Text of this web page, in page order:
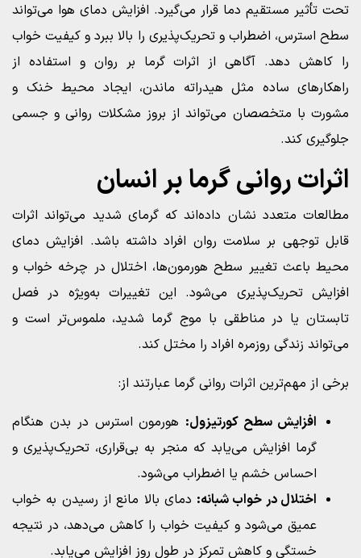
تحت تأثیر مستقیم دما قرار می‌گیرد. افزایش دمای هوا می‌تواند
سطح استرس، اضطراب و تحریک‌پذیری را بالا ببرد و کیفیت خواب
را کاهش دهد. آگاهی از اثرات گرما بر روان و استفاده از
راهکارهای ساده مثل هیدراته ماندن، ایجاد محیط خنک و
مشورت با متخصصان می‌تواند از بروز مشکلات روانی و جسمی
جلوگیری کند.
اثرات روانی گرما بر انسان
مطالعات متعدد نشان داده‌اند که گرمای شدید می‌تواند اثرات
قابل توجهی بر سلامت روان افراد داشته باشد. افزایش دمای
محیط باعث تغییر سطح هورمون‌ها، اختلال در چرخه خواب و
افزایش تحریک‌پذیری می‌شود. این تغییرات به‌ویژه در فصل
تابستان یا در مناطقی با موج گرما شدید، ملموس‌تر است و
می‌تواند زندگی روزمره افراد را مختل کند.
برخی از مهم‌ترین اثرات روانی گرما عبارتند از:
افزایش سطح کورتیزول: هورمون استرس در بدن هنگام
گرما افزایش می‌یابد که منجر به بی‌قراری، تحریک‌پذیری و
احساس خشم یا اضطراب می‌شود.
اختلال در خواب شبانه: دمای بالا مانع از رسیدن به خواب
عمیق می‌شود و کیفیت خواب را کاهش می‌دهد، در نتیجه
خستگی و کاهش تمرکز در طول روز افزایش می‌یابد.